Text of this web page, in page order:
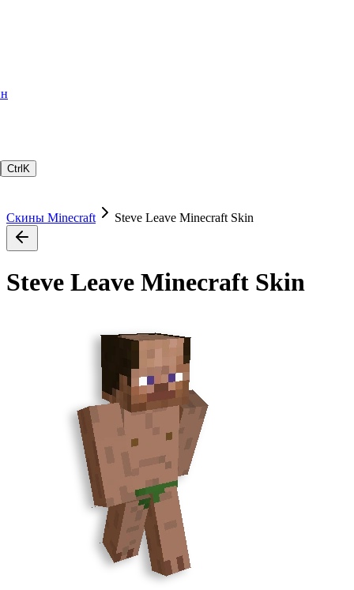
Ctrl K
Скины Minecraft Steve Leave Minecraft Skin
Steve Leave Minecraft Skin